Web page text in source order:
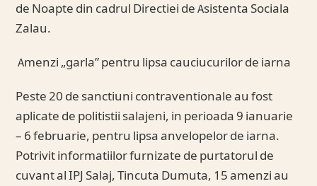
de Noapte din cadrul Directiei de Asistenta Sociala
Zalau.
Amenzi „garla” pentru lipsa cauciucurilor de iarna
Peste 20 de sanctiuni contraventionale au fost
aplicate de politistii salajeni, in perioada 9 ianuarie
– 6 februarie, pentru lipsa anvelopelor de iarna.
Potrivit informatiilor furnizate de purtatorul de
cuvant al IPJ Salaj, Tincuta Dumuta, 15 amenzi au